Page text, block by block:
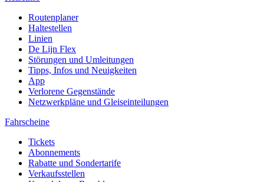
Routenplaner
Haltestellen
Linien
De Lijn Flex
Störungen und Umleitungen
Tipps, Infos und Neuigkeiten
App
Verlorene Gegenstände
Netzwerkpläne und Gleiseinteilungen
Fahrscheine
Tickets
Abonnements
Rabatte und Sondertarife
Verkaufsstellen